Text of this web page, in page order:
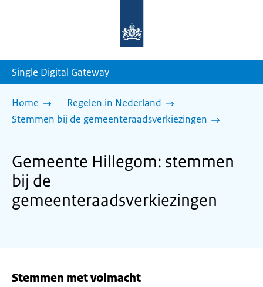
homepage
Single Digital Gateway
Home
Regelen in Nederland
Stemmen bij de gemeenteraadsverkiezingen
Gemeente Hillegom: stemmen
bij de
gemeenteraadsverkiezingen
Stemmen met volmacht